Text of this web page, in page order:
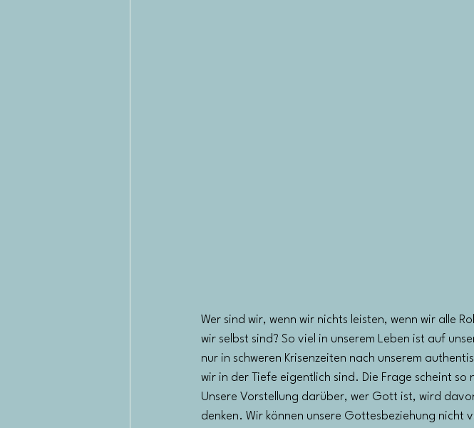
Wer sind wir, wenn wir nichts leisten, wenn wir alle
wir selbst sind? So viel in unserem Leben ist auf
nur in schweren Krisenzeiten nach unserem
wir in der Tiefe eigentlich sind. Die Frage scheint so
Unsere Vorstellung darüber, wer Gott ist, wird
denken. Wir können unsere Gottesbeziehung nicht